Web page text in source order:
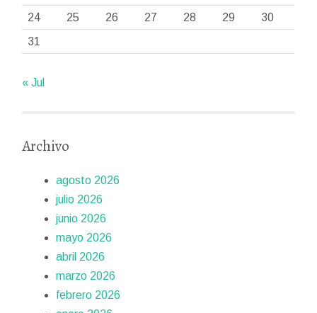
24
25 26 27 28 29
30
31
« Jul
Archivo
agosto 2026
julio 2026
junio 2026
mayo 2026
abril 2026
marzo 2026
febrero 2026